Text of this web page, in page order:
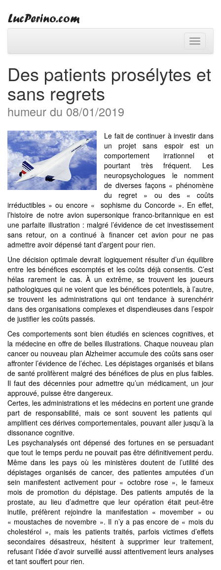
Toggle
Des patients prosélytes et
sans regrets
humeur du 08/01/2019
Le fait de continuer à investir dans
un projet sans espoir est un
comportement irrationnel et
pourtant très fréquent. Les
neuropsychologues le nomment
de diverses façons « phénomène
du regret » ou des « coûts
irréductibles » ou encore « sophisme du Concorde ». En effet,
l’histoire de notre avion supersonique franco-britannique en est
une parfaite illustration : malgré l’évidence de cet investissement
sans retour, on a continué à financer cet avion pour ne pas
admettre avoir dépensé tant d’argent pour rien.
Une décision optimale devrait logiquement résulter d’un équilibre
entre les bénéfices escomptés et les coûts déjà consentis. C’est
hélas rarement le cas. À un extrême, se trouvent les joueurs
pathologiques qui ne voient que les bénéfices potentiels, à l’autre,
se trouvent les administrations qui ont tendance à surenchérir
dans des organisations complexes et dispendieuses dans l’espoir
de justifier les coûts passés.
Ces comportements sont bien étudiés en sciences cognitives, et
la médecine en offre de belles illustrations. Chaque nouveau plan
cancer ou nouveau plan Alzheimer accumule des coûts sans oser
affronter l’évidence de l’échec. Les dépistages organisés et bilans
de santé prolifèrent malgré des bénéfices de plus en plus faibles.
Il faut des décennies pour admettre qu’un médicament, un jour
approuvé, puisse être dangereux.
Certes, les administrations et les médecins en portent une grande
part de responsabilité, mais ce sont souvent les patients qui
amplifient ces dérives comportementales, pouvant aller jusqu’à la
dissonance cognitive.
Les psychanalysés ont dépensé des fortunes en se persuadant
que tout le temps perdu ne pouvait pas être définitivement perdu.
Même dans les pays où les ministères doutent de l’utilité des
dépistages organisés de cancer, des patientes amputées d’un
sein manifestent activement pour « octobre rose », le fameux
mois de promotion du dépistage. Des patients amputés de la
prostate, au lieu d’admettre que leur opération était peut-être
inutile, préfèrent rejoindre la manifestation « movember » ou
« moustaches de novembre ». Il n’y a pas encore de « mois du
cholestérol », mais les patients traités, parfois victimes d’effets
secondaires désastreux, hésitent à supprimer leur traitement,
refusant l’idée d’avoir surveillé aussi attentivement leurs analyses
et tant souffert pour rien.